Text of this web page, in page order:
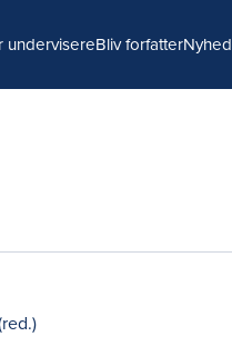
undervisereBliv forfatter